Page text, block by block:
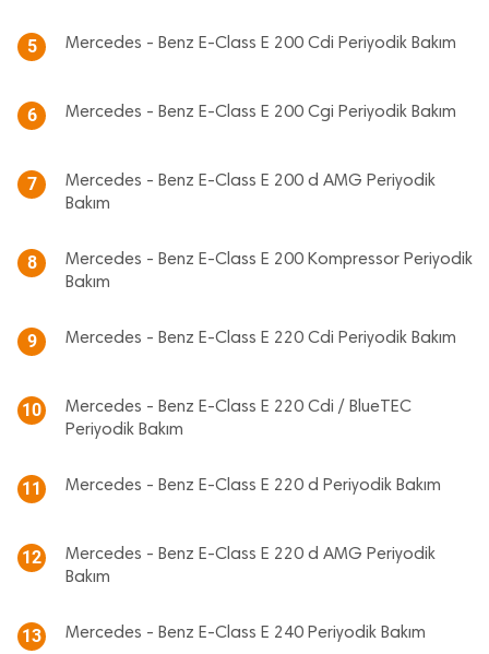
5 Mercedes - Benz E-Class E 200 Cdi Periyodik Bakım
6 Mercedes - Benz E-Class E 200 Cgi Periyodik Bakım
7
Mercedes - Benz E-Class E 200 d AMG Periyodik
Bakım
8
Mercedes - Benz E-Class E 200 Kompressor Periyodik
Bakım
9 Mercedes - Benz E-Class E 220 Cdi Periyodik Bakım
10
Mercedes - Benz E-Class E 220 Cdi / BlueTEC
Periyodik Bakım
11 Mercedes - Benz E-Class E 220 d Periyodik Bakım
12
Mercedes - Benz E-Class E 220 d AMG Periyodik
Bakım
13 Mercedes - Benz E-Class E 240 Periyodik Bakım